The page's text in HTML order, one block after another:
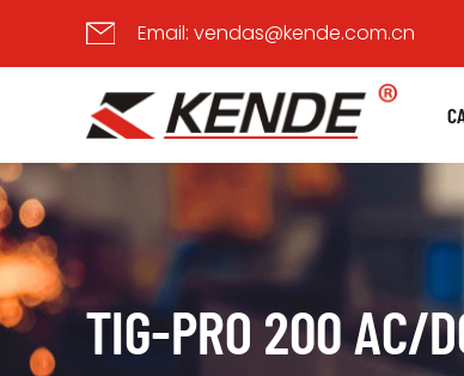
Email: vendas@kende.com.cn
TIG-PRO 200 AC/